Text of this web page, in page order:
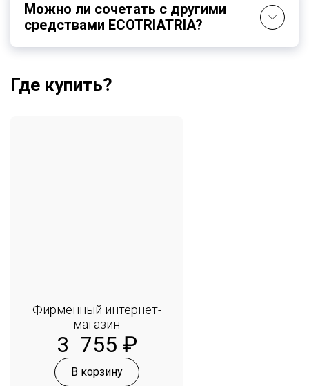
Можно ли сочетать с другими
средствами ECOTRIATRIA?
Где купить?
Фирменный интернет-
магазин
3 755 ₽
В корзину